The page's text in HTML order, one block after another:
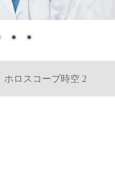
ホロスコープ時空 2